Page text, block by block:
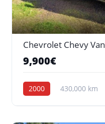
Chevrolet Chevy Van
9,900€
2000 430,000 km